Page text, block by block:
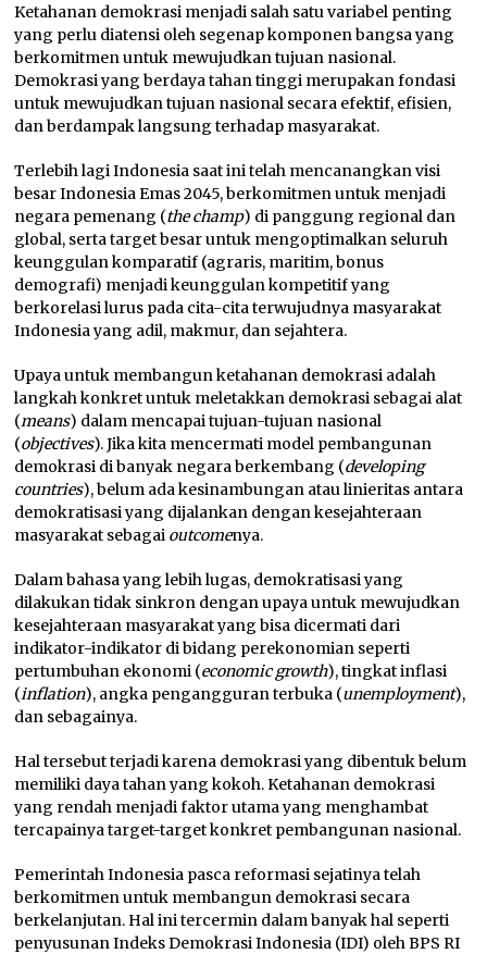
Ketahanan demokrasi menjadi salah satu variabel penting
yang perlu diatensi oleh segenap komponen bangsa yang
berkomitmen untuk mewujudkan tujuan nasional.
Demokrasi yang berdaya tahan tinggi merupakan fondasi
untuk mewujudkan tujuan nasional secara efektif, efisien,
dan berdampak langsung terhadap masyarakat.
Terlebih lagi Indonesia saat ini telah mencanangkan visi
besar Indonesia Emas 2045, berkomitmen untuk menjadi
negara pemenang (the champ) di panggung regional dan
global, serta target besar untuk mengoptimalkan seluruh
keunggulan komparatif (agraris, maritim, bonus
demografi) menjadi keunggulan kompetitif yang
berkorelasi lurus pada cita-cita terwujudnya masyarakat
Indonesia yang adil, makmur, dan sejahtera.
Upaya untuk membangun ketahanan demokrasi adalah
langkah konkret untuk meletakkan demokrasi sebagai alat
(means) dalam mencapai tujuan-tujuan nasional
(objectives). Jika kita mencermati model pembangunan
demokrasi di banyak negara berkembang (developing
countries), belum ada kesinambungan atau linieritas antara
demokratisasi yang dijalankan dengan kesejahteraan
masyarakat sebagai outcomenya.
Dalam bahasa yang lebih lugas, demokratisasi yang
dilakukan tidak sinkron dengan upaya untuk mewujudkan
kesejahteraan masyarakat yang bisa dicermati dari
indikator-indikator di bidang perekonomian seperti
pertumbuhan ekonomi (economic growth), tingkat inflasi
(inflation), angka pengangguran terbuka (unemployment),
dan sebagainya.
Hal tersebut terjadi karena demokrasi yang dibentuk belum
memiliki daya tahan yang kokoh. Ketahanan demokrasi
yang rendah menjadi faktor utama yang menghambat
tercapainya target-target konkret pembangunan nasional.
Pemerintah Indonesia pasca reformasi sejatinya telah
berkomitmen untuk membangun demokrasi secara
berkelanjutan. Hal ini tercermin dalam banyak hal seperti
penyusunan Indeks Demokrasi Indonesia (IDI) oleh BPS RI